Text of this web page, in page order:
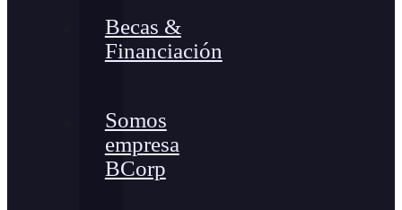
Becas &
Financiación
Somos
empresa
BCorp